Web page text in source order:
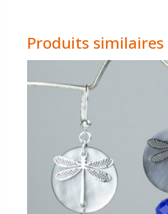
Produits similaires